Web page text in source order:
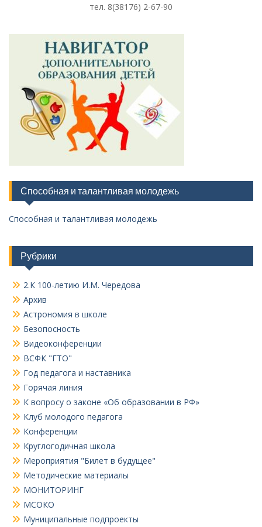
тел. 8(38176) 2-67-90
Способная и талантливая молодежь
Способная и талантливая молодежь
Рубрики
2.К 100-летию И.М. Чередова
Архив
Астрономия в школе
Безопосность
Видеоконференции
ВСФК "ГТО"
Год педагога и наставника
Горячая линия
К вопросу о законе «Об образовании в РФ»
Клуб молодого педагога
Конференции
Круглогодичная школа
Мероприятия "Билет в будущее"
Методические материалы
МОНИТОРИНГ
МСОКО
Муниципальные подпроекты